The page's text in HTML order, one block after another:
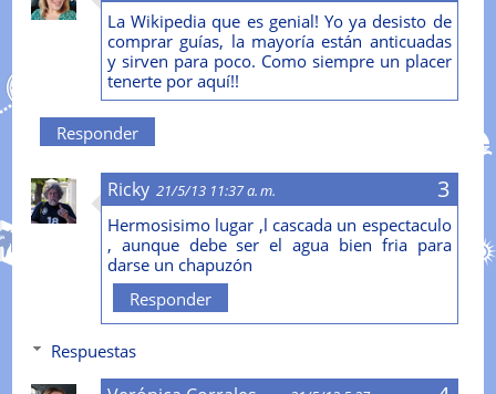
La Wikipedia que es genial! Yo ya desisto de
comprar guías, la mayoría están anticuadas
y sirven para poco. Como siempre un placer
tenerte por aquí!!
Responder
Ricky 21/5/13 11:37 a. m.
Hermosisimo lugar ,l cascada un espectaculo
, aunque debe ser el agua bien fria para
darse un chapuzón
Responder
Respuestas